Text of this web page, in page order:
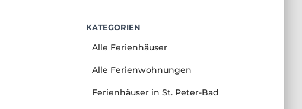
e
KATEGORIEN
Alle Ferienhäuser
Alle Ferienwohnungen
Ferienhäuser in St. Peter-Bad